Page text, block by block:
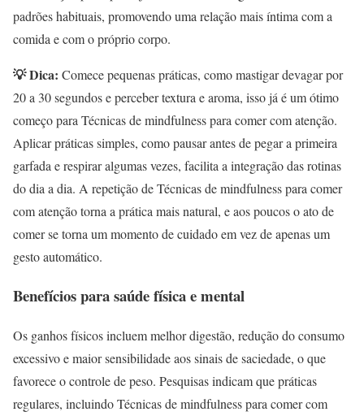
padrões habituais, promovendo uma relação mais íntima com a
comida e com o próprio corpo.
💡 Dica: Comece pequenas práticas, como mastigar devagar por
20 a 30 segundos e perceber textura e aroma, isso já é um ótimo
começo para Técnicas de mindfulness para comer com atenção.
Aplicar práticas simples, como pausar antes de pegar a primeira
garfada e respirar algumas vezes, facilita a integração das rotinas
do dia a dia. A repetição de Técnicas de mindfulness para comer
com atenção torna a prática mais natural, e aos poucos o ato de
comer se torna um momento de cuidado em vez de apenas um
gesto automático.
Benefícios para saúde física e mental
Os ganhos físicos incluem melhor digestão, redução do consumo
excessivo e maior sensibilidade aos sinais de saciedade, o que
favorece o controle de peso. Pesquisas indicam que práticas
regulares, incluindo Técnicas de mindfulness para comer com